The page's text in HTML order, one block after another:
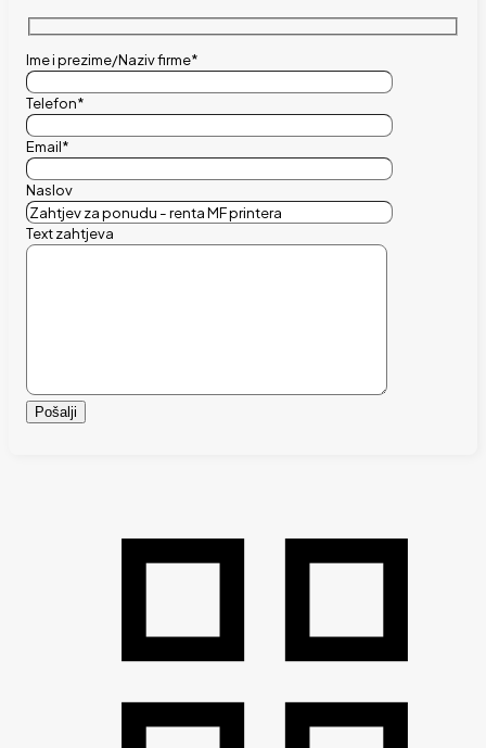
Ime i prezime/Naziv firme*
Telefon*
Email*
Naslov
Text zahtjeva